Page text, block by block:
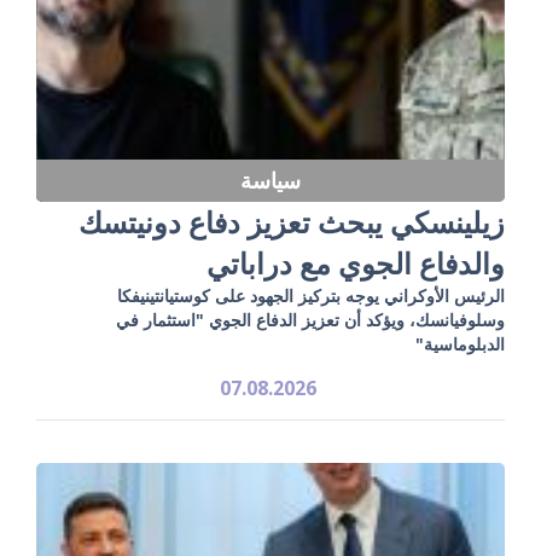
سياسة
زيلينسكي يبحث تعزيز دفاع دونيتسك
والدفاع الجوي مع دراباتي
الرئيس الأوكراني يوجه بتركيز الجهود على كوستيانتينيفكا
وسلوفيانسك، ويؤكد أن تعزيز الدفاع الجوي "استثمار في
الدبلوماسية"
07.08.2026